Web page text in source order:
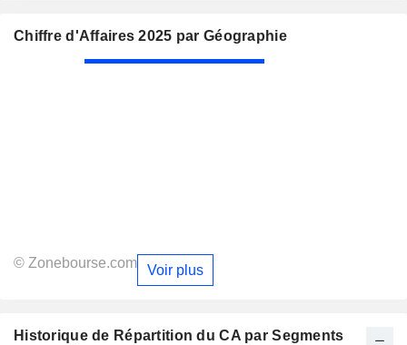
Chiffre d'Affaires 2025 par Géographie
© Zonebourse.com Voir plus
Historique de Répartition du CA par Segments